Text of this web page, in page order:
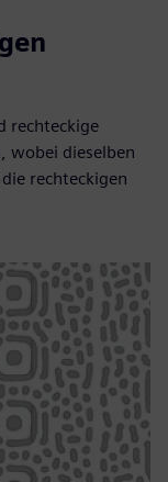
rechteckige
wobei dieselben
rechteckigen